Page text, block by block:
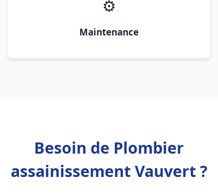
⚙️
Maintenance
Besoin de Plombier
assainissement Vauvert ?